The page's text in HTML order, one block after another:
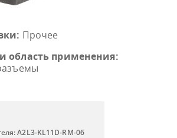
Прочее
область применения:
A2L3-KL11D-RM-06